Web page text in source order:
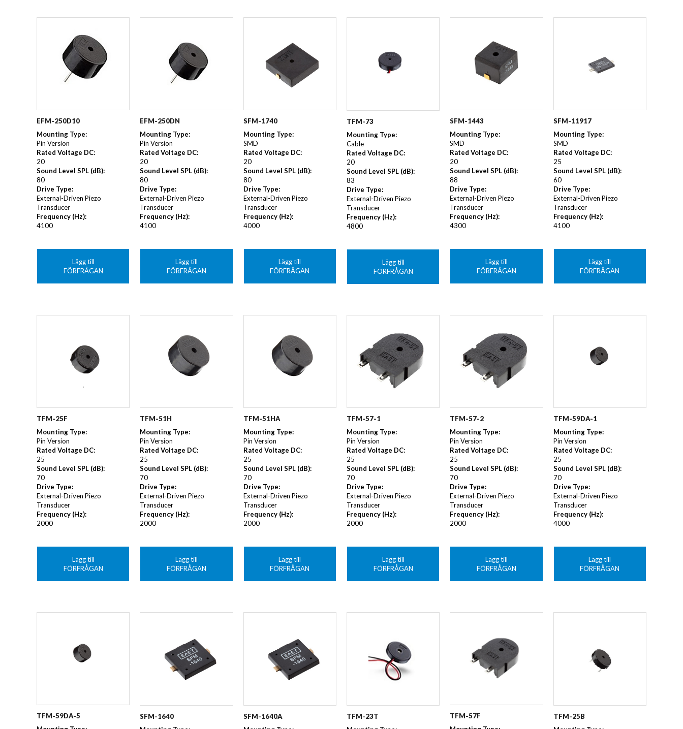
EFM-250D10
Mounting Type:
Pin Version
Rated Voltage DC:
20
Sound Level SPL (dB):
80
Drive Type:
External-Driven Piezo
Transducer
Frequency (Hz):
4100
Lägg till
FÖRFRÅGAN
EFM-250DN
Mounting Type:
Pin Version
Rated Voltage DC:
20
Sound Level SPL (dB):
80
Drive Type:
External-Driven Piezo
Transducer
Frequency (Hz):
4100
Lägg till
FÖRFRÅGAN
SFM-1740
Mounting Type:
SMD
Rated Voltage DC:
20
Sound Level SPL (dB):
80
Drive Type:
External-Driven Piezo
Transducer
Frequency (Hz):
4000
Lägg till
FÖRFRÅGAN
TFM-73
Mounting Type:
Cable
Rated Voltage DC:
20
Sound Level SPL (dB):
83
Drive Type:
External-Driven Piezo
Transducer
Frequency (Hz):
4800
Lägg till
FÖRFRÅGAN
SFM-1443
Mounting Type:
SMD
Rated Voltage DC:
20
Sound Level SPL (dB):
88
Drive Type:
External-Driven Piezo
Transducer
Frequency (Hz):
4300
Lägg till
FÖRFRÅGAN
SFM-11917
Mounting Type:
SMD
Rated Voltage DC:
25
Sound Level SPL (dB):
60
Drive Type:
External-Driven Piezo
Transducer
Frequency (Hz):
4100
Lägg till
FÖRFRÅGAN
TFM-25F
Mounting Type:
Pin Version
Rated Voltage DC:
25
Sound Level SPL (dB):
70
Drive Type:
External-Driven Piezo
Transducer
Frequency (Hz):
2000
Lägg till
FÖRFRÅGAN
TFM-51H
Mounting Type:
Pin Version
Rated Voltage DC:
25
Sound Level SPL (dB):
70
Drive Type:
External-Driven Piezo
Transducer
Frequency (Hz):
2000
Lägg till
FÖRFRÅGAN
TFM-51HA
Mounting Type:
Pin Version
Rated Voltage DC:
25
Sound Level SPL (dB):
70
Drive Type:
External-Driven Piezo
Transducer
Frequency (Hz):
2000
Lägg till
FÖRFRÅGAN
TFM-57-1
Mounting Type:
Pin Version
Rated Voltage DC:
25
Sound Level SPL (dB):
70
Drive Type:
External-Driven Piezo
Transducer
Frequency (Hz):
2000
Lägg till
FÖRFRÅGAN
TFM-57-2
Mounting Type:
Pin Version
Rated Voltage DC:
25
Sound Level SPL (dB):
70
Drive Type:
External-Driven Piezo
Transducer
Frequency (Hz):
2000
Lägg till
FÖRFRÅGAN
TFM-59DA-1
Mounting Type:
Pin Version
Rated Voltage DC:
25
Sound Level SPL (dB):
70
Drive Type:
External-Driven Piezo
Transducer
Frequency (Hz):
4000
Lägg till
FÖRFRÅGAN
TFM-59DA-5
SFM-1640
SFM-1640A
TFM-23T
TFM-57F
TFM-25B